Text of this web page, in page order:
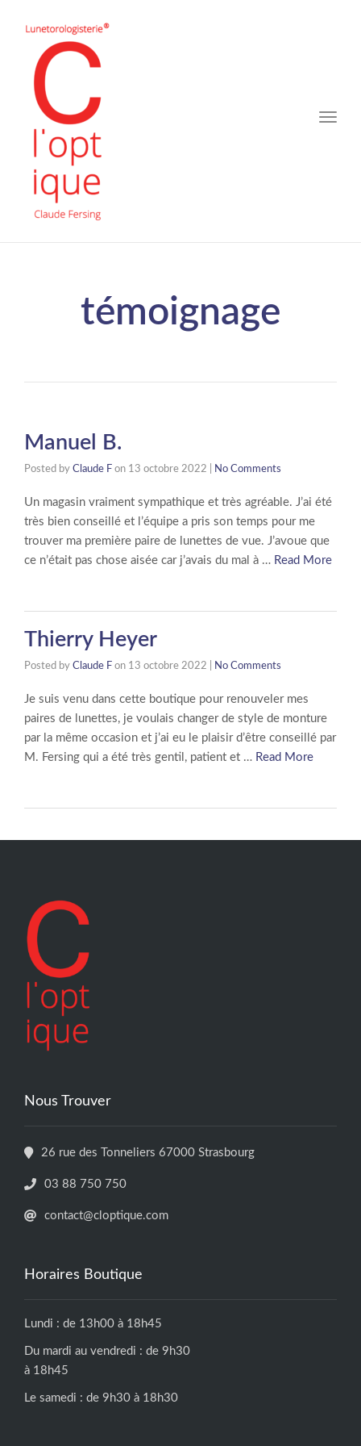
Toggle
témoignage
Manuel B.
Posted by Claude F on 13 octobre 2022 No Comments
Un magasin vraiment sympathique et très agréable. J’ai été
très bien conseillé et l’équipe a pris son temps pour me
trouver ma première paire de lunettes de vue. J’avoue que
ce n’était pas chose aisée car j’avais du mal à … Read More
Thierry Heyer
Posted by Claude F on 13 octobre 2022 No Comments
Je suis venu dans cette boutique pour renouveler mes
paires de lunettes, je voulais changer de style de monture
par la même occasion et j’ai eu le plaisir d’être conseillé par
M. Fersing qui a été très gentil, patient et … Read More
Nous Trouver
26 rue des Tonneliers 67000 Strasbourg
03 88 750 750
contact@cloptique.com
Horaires Boutique
Lundi : de 13h00 à 18h45
Du mardi au vendredi : de 9h30
à 18h45
Le samedi : de 9h30 à 18h30